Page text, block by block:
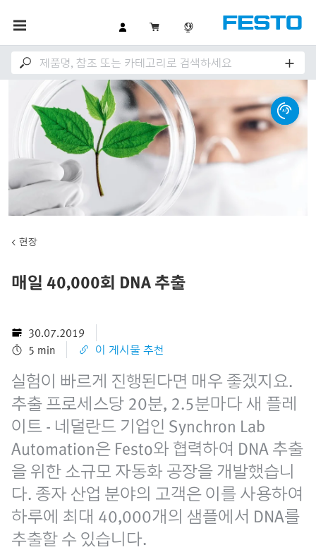
현장
매일 40,000회 DNA 추출
30.07.2019
5 min
이 게시물 추천
실험이 빠르게 진행된다면 매우 좋겠지요.
추출 프로세스당 20분, 2.5분마다 새 플레
이트 - 네덜란드 기업인 Synchron Lab
Automation은 Festo와 협력하여 DNA 추출
을 위한 소규모 자동화 공장을 개발했습니
다. 종자 산업 분야의 고객은 이를 사용하여
하루에 최대 40,000개의 샘플에서 DNA를
추출할 수 있습니다.